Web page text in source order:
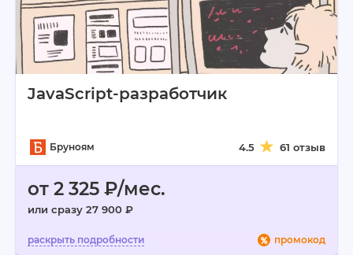
JavaScript-разработчик
Бруноям 4.5 61 отзыв
от 2 325 ₽/мес.
или сразу 27 900 ₽
промокод